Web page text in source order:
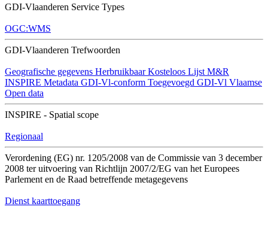
GDI-Vlaanderen Service Types
OGC:WMS
GDI-Vlaanderen Trefwoorden
Geografische gegevens Herbruikbaar Kosteloos Lijst M&R
INSPIRE Metadata GDI-Vl-conform Toegevoegd GDI-Vl Vlaamse
Open data
INSPIRE - Spatial scope
Regionaal
Verordening (EG) nr. 1205/2008 van de Commissie van 3 december
2008 ter uitvoering van Richtlijn 2007/2/EG van het Europees
Parlement en de Raad betreffende metagegevens
Dienst kaarttoegang